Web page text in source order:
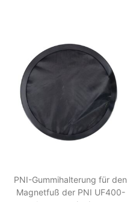
PNI-Gummihalterung für den
Magnetfuß der PNI UF400-